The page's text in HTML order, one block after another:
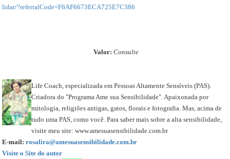
lidar/?referralCode=F6AF6673ECA725E7C386
Valor: Consulte
Life Coach, especializada em Pessoas Altamente Sensíveis (PAS).
Criadora do "Programa Ame sua Sensibilidade". Apaixonada por
mitologia, religiões antigas, gatos, florais e fotografia. Mas, acima de
tudo uma PAS, como você. Para saber mais sobre a alta sensibilidade,
visite meu site: www.amesuasensibilidade.com.br
E-mail: rosalira@amesuasensibilidade.com.br
Visite o Site do autor